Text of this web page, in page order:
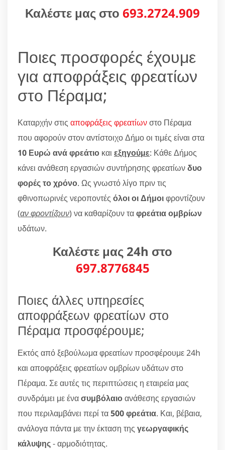
Καλέστε μας στο 693.2724.909
Ποιες προσφορές έχουμε
για αποφράξεις φρεατίων
στο Πέραμα;
Καταρχήν στις αποφράξεις φρεατίωνστο Πέραμα
που αφορούν στον αντίστοιχο Δήμο οι τιμές είναι στα
10 Ευρώ ανά φρεάτιο και εξηγούμε: Κάθε Δήμος
κάνει ανάθεση εργασιών συντήρησης φρεατίωνδυο
φορές το χρόνο. Ως γνωστό λίγο πριν τις
φθινοπωρινές νεροποντές όλοι οι Δήμοιφροντίζουν
(αν φροντίζουν) να καθαρίζουν ταφρεάτια ομβρίων
υδάτων.
Καλέστε μας 24h στο
697.8776845
Ποιες άλλες υπηρεσίες
αποφράξεων φρεατίων στο
Πέραμα προσφέρουμε;
Εκτός από ξεβούλωμα φρεατίων προσφέρουμε 24h
και αποφράξεις φρεατίων ομβρίων υδάτων στο
Πέραμα. Σε αυτές τις περιπτώσεις η εταιρεία μας
συνδράμει με ένασυμβόλαιοανάθεσης εργασιών
που περιλαμβάνει περί τα500 φρεάτια. Και, βέβαια,
ανάλογα πάντα με την έκταση της γεωργαφικής
κάλυψης- αρμοδιότητας.